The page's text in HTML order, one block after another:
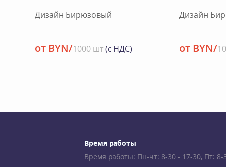
Дизайн Бирюзовый
от BYN/1000 шт(с НДС)
Дизайн
от BYN/
Время работы
Время работы: Пн-чт: 8-30 - 17-30, Пт: 8-